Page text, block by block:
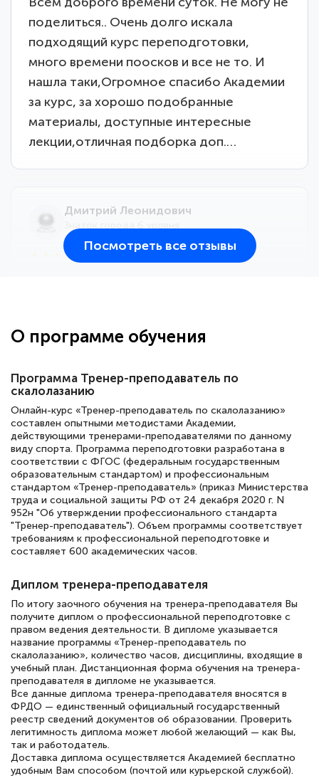
поделиться.. Очень долго искала
подходящий курс переподготовки,
много времени поосков и все не то. И
нашла таки,Огромное спасибо Академии
за курс, за хорошо подобранные
материалы, доступные интересные
лекции,отличная подборка доп.…
Дмитрий Леонидович
большое количество методических
сдачи итоговой аттестации. Спасибо
Елена Кравченко
Знаток города 5 уровня
18 марта 2026
Выражаю благодарность за курс
повышения квалификации "Эксперт ЕГЭ по
русскому языку и литературе". Много
подготовиться к тестированию. Это
книги, методические рекомендации,
статьи. Времени на подготовку
достаточно. Курс помогает пройти
аттестацию в школе. Спасибо!
Евгения Коротких
Знаток города 2 уровня
Посмотреть все отзывы
О программе обучения
Программа Тренер-преподаватель по
скалолазанию
Онлайн-курс «Тренер-преподаватель по скалолазанию»
составлен опытными методистами Академии,
действующими тренерами-преподавателями по данному
виду спорта. Программа переподготовки разработана в
соответствии с ФГОС (федеральным государственным
образовательным стандартом) и профессиональным
стандартом «Тренер-преподаватель» (приказ Министерства
труда и социальной защиты РФ от 24 декабря 2020 г. N
952н "Об утверждении профессионального стандарта
"Тренер-преподаватель"). Объем программы соответствует
требованиям к профессиональной переподготовке и
составляет 600 академических часов.
Диплом тренера-преподавателя
По итогу заочного обучения на тренера-преподавателя Вы
получите диплом о профессиональной переподготовке с
правом ведения деятельности. В дипломе указывается
название программы «Тренер-преподаватель по
скалолазанию», количество часов, дисциплины, входящие в
учебный план. Дистанционная форма обучения на тренера-
преподавателя в дипломе не указывается.
Все данные диплома тренера-преподавателя вносятся в
ФРДО — единственный официальный государственный
реестр сведений документов об образовании. Проверить
легитимность диплома может любой желающий — как Вы,
так и работодатель.
Доставка диплома осуществляется Академией бесплатно
удобным Вам способом (почтой или курьерской службой).